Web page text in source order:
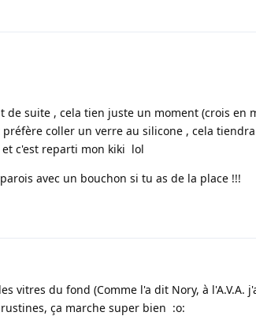
de suite , cela tien juste un moment (crois en
coller un verre au silicone , cela
c'est reparti mon kiki lol
avec un bouchon si tu as de la place !!!
vitres du fond (Comme l'a dit Nory, à l'A.V.A.
ça marche super bien :o: